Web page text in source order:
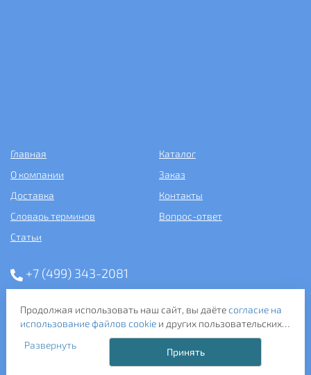
Главная
Каталог
О компании
Заказ
Доставка
Контакты
Словарь терминов
Вопрос-ответ
Статьи
+7 (499) 343-2081
ИНН: 7731286301
ОГРН: 1157746583092
121357, г. Москва, ул. Верейская, д. 29, стр. 35
Продолжая использовать наш сайт, вы даётесогласие на
использование файлов cookieи других пользовательских
данных (включая IP-адрес, сведения о местоположении,
устройстве, действиях на сайте и т. п.) для
функционирования сайта, проведения статистических
Развернуть
Принять